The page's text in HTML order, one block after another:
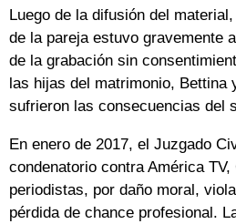
Luego de la difusión del
de la pareja estuvo gravemente
de la grabación sin
las hijas del matrimonio, Bettina
sufrieron las consecuencias del
En enero de 2017, el Juzgado
condenatorio contra América
periodistas, por daño moral,
pérdida de chance profesional.